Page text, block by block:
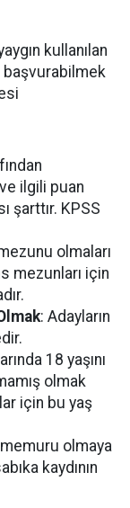
kullanılan
başvurabilmek
ilgili puan
şarttır. KPSS
olmaları
mezunları için
: Adayların
18 yaşını
olmak
için bu yaş
olmaya
kaydının